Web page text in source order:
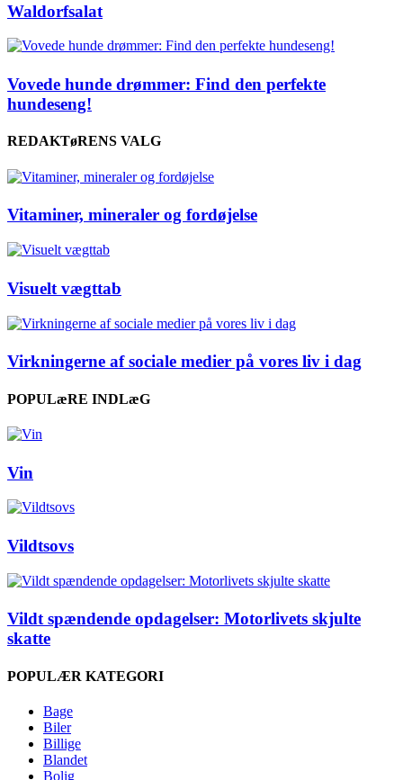
Waldorfsalat
Vovede hunde drømmer: Find den perfekte
hundeseng!
REDAKTøRENS VALG
Vitaminer, mineraler og fordøjelse
Visuelt vægttab
Virkningerne af sociale medier på vores liv i dag
POPULæRE INDLæG
Vin
Vildtsovs
Vildt spændende opdagelser: Motorlivets skjulte
skatte
POPULÆR KATEGORI
Bage
Biler
Billige
Blandet
Bolig